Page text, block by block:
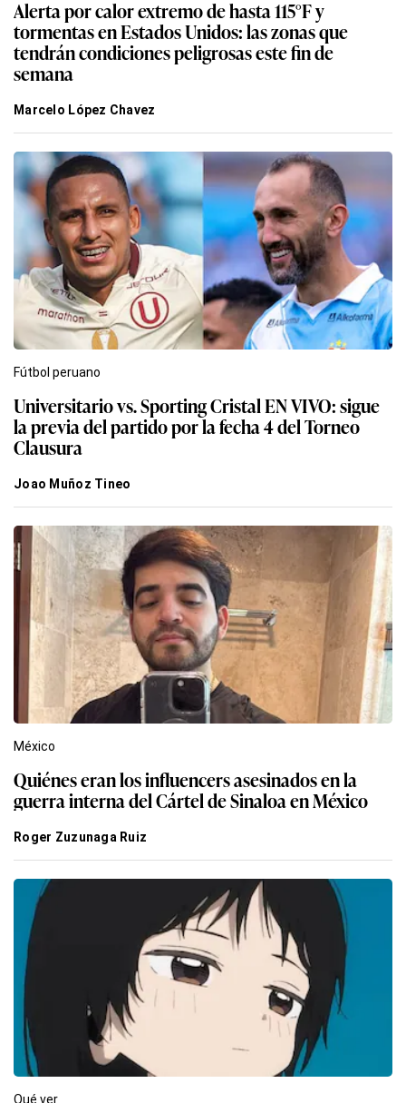
Alerta por calor extremo de hasta 115°F y
tormentas en Estados Unidos: las zonas que
tendrán condiciones peligrosas este fin de
semana
Marcelo López Chavez
Fútbol peruano
Universitario vs. Sporting Cristal EN VIVO: sigue
la previa del partido por la fecha 4 del Torneo
Clausura
Joao Muñoz Tineo
México
Quiénes eran los influencers asesinados en la
guerra interna del Cártel de Sinaloa en México
Roger Zuzunaga Ruiz
Qué ver